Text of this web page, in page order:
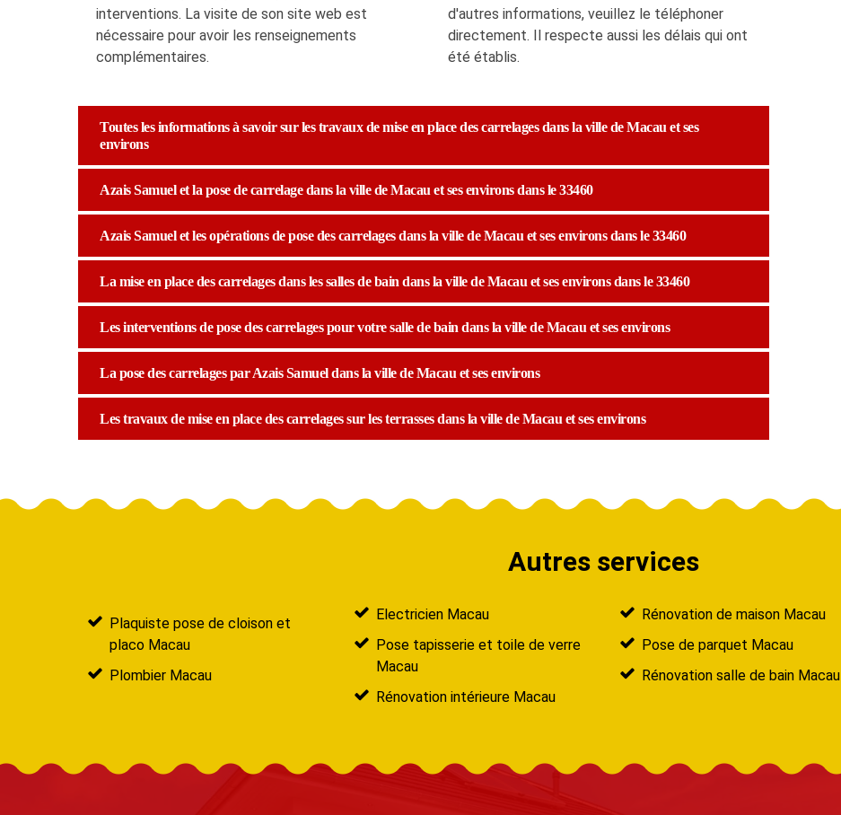
interventions. La visite de son site web est
nécessaire pour avoir les renseignements
complémentaires.
d'autres informations, veuillez le téléphoner
directement. Il respecte aussi les délais qui ont
été établis.
Toutes les informations à savoir sur les travaux de mise en place des carrelages dans la ville de Macau et ses
environs
Azais Samuel et la pose de carrelage dans la ville de Macau et ses environs dans le 33460
Azais Samuel et les opérations de pose des carrelages dans la ville de Macau et ses environs dans le 33460
La mise en place des carrelages dans les salles de bain dans la ville de Macau et ses environs dans le 33460
Les interventions de pose des carrelages pour votre salle de bain dans la ville de Macau et ses environs
La pose des carrelages par Azais Samuel dans la ville de Macau et ses environs
Les travaux de mise en place des carrelages sur les terrasses dans la ville de Macau et ses environs
Autres services
Plaquiste pose de cloison et
placo Macau
Plombier Macau
Electricien Macau
Pose tapisserie et toile de verre
Macau
Rénovation intérieure Macau
Rénovation de maison Macau
Pose de parquet Macau
Rénovation salle de bain Macau